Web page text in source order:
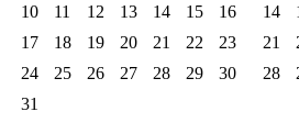
10
11 12 13 14 15
16
17
18 19 20 21 22
23
24
25 26 27 28 29
30
31
14
21
28